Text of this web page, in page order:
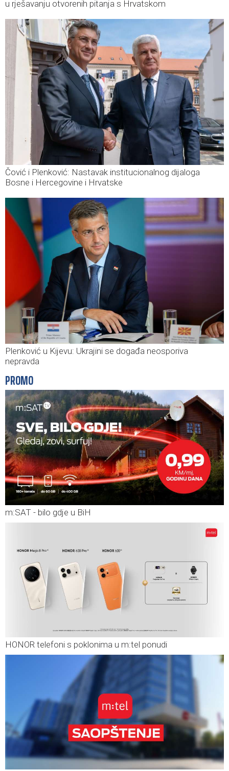
u rješavanju otvorenih pitanja s Hrvatskom
Čović i Plenković: Nastavak institucionalnog dijaloga
Bosne i Hercegovine i Hrvatske
Plenković u Kijevu: Ukrajini se događa neosporiva
nepravda
PROMO
m:SAT - bilo gdje u BiH
HONOR telefoni s poklonima u m:tel ponudi